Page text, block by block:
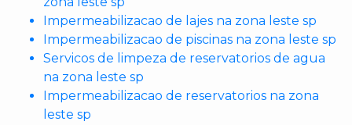
Impermeabilizacao de lajes na zona leste sp
Impermeabilizacao de piscinas na zona leste sp
Servicos de limpeza de reservatorios de agua
na zona leste sp
Impermeabilizacao de reservatorios na zona
leste sp